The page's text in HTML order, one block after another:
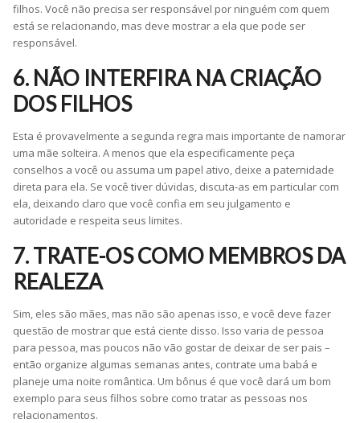
filhos. Você não precisa ser responsável por ninguém com quem
está se relacionando, mas deve mostrar a ela que pode ser
responsável.
6. NÃO INTERFIRA NA CRIAÇÃO
DOS FILHOS
Esta é provavelmente a segunda regra mais importante de namorar
uma mãe solteira. A menos que ela especificamente peça
conselhos a você ou assuma um papel ativo, deixe a paternidade
direta para ela. Se você tiver dúvidas, discuta-as em particular com
ela, deixando claro que você confia em seu julgamento e
autoridade e respeita seus limites.
7. TRATE-OS COMO MEMBROS DA
REALEZA
Sim, eles são mães, mas não são apenas isso, e você deve fazer
questão de mostrar que está ciente disso. Isso varia de pessoa
para pessoa, mas poucos não vão gostar de deixar de ser pais –
então organize algumas semanas antes, contrate uma babá e
planeje uma noite romântica. Um bônus é que você dará um bom
exemplo para seus filhos sobre como tratar as pessoas nos
relacionamentos.